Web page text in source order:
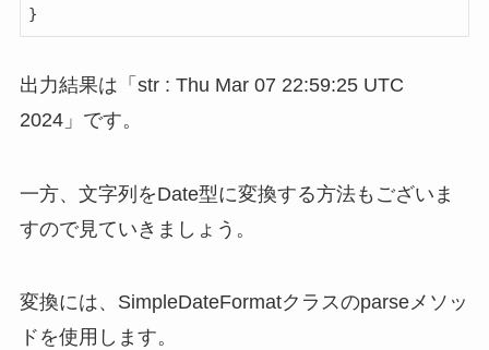
}
出力結果は「str : Thu Mar 07 22:59:25 UTC
2024」です。
一方、文字列をDate型に変換する方法もございま
すので見ていきましょう。
変換には、SimpleDateFormatクラスのparseメソッ
ドを使用します。